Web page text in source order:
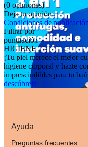
(0 opiniones)
Deja tu opinión
Condiciones de publicación
Filtrar por
puntuación
HIGIENE
¡Tu piel merece el mejor
higiene corporal y hazte
imprescindibles para tu
descúbrelo
Ayuda
Preguntas frecuentes